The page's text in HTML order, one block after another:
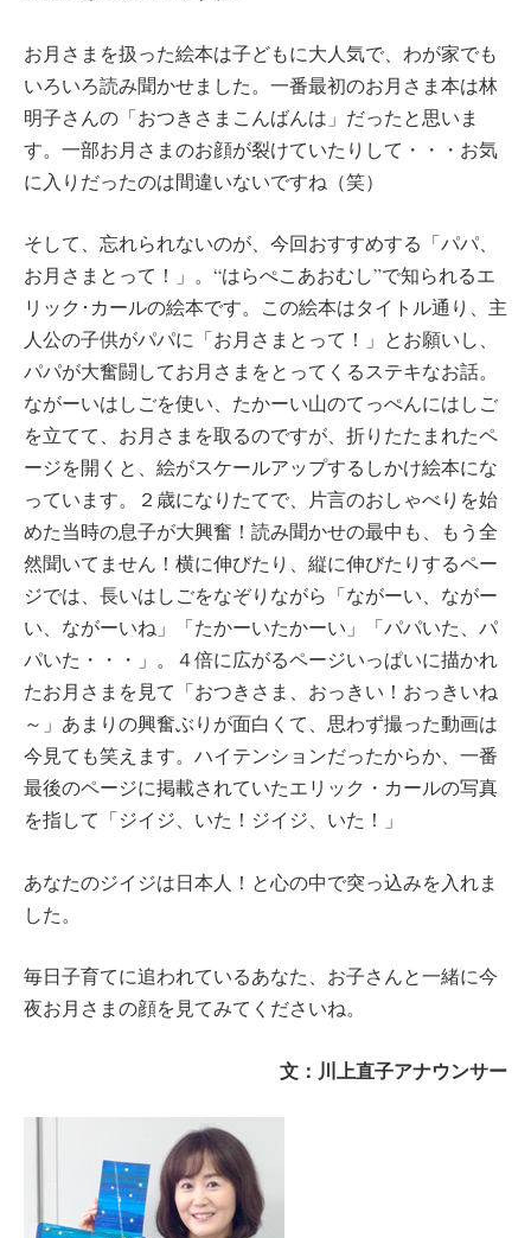
お月さまを扱った絵本は子どもに大人気で、わが家でも
いろいろ読み聞かせました。一番最初のお月さま本は林
明子さんの「おつきさまこんばんは」だったと思いま
す。一部お月さまのお顔が裂けていたりして・・・お気
に入りだったのは間違いないですね（笑）
そして、忘れられないのが、今回おすすめする「パパ、
お月さまとって！」。“はらぺこあおむし”で知られるエ
リック･カールの絵本です。この絵本はタイトル通り、主
人公の子供がパパに「お月さまとって！」とお願いし、
パパが大奮闘してお月さまをとってくるステキなお話。
ながーいはしごを使い、たかーい山のてっぺんにはしご
を立てて、お月さまを取るのですが、折りたたまれたペ
ージを開くと、絵がスケールアップするしかけ絵本にな
っています。２歳になりたてで、片言のおしゃべりを始
めた当時の息子が大興奮！読み聞かせの最中も、もう全
然聞いてません！横に伸びたり、縦に伸びたりするペー
ジでは、長いはしごをなぞりながら「ながーい、ながー
い、ながーいね」「たかーいたかーい」「パパいた、パ
パいた・・・」。４倍に広がるページいっぱいに描かれ
たお月さまを見て「おつきさま、おっきい！おっきいね
～」あまりの興奮ぶりが面白くて、思わず撮った動画は
今見ても笑えます。ハイテンションだったからか、一番
最後のページに掲載されていたエリック・カールの写真
を指して「ジイジ、いた！ジイジ、いた！」
あなたのジイジは日本人！と心の中で突っ込みを入れま
した。
毎日子育てに追われているあなた、お子さんと一緒に今
夜お月さまの顔を見てみてくださいね。
文：川上直子アナウンサー